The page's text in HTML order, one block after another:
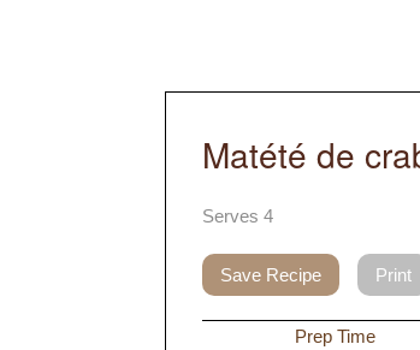
Matété de
Serves 4
Save Recipe Print
Prep Time